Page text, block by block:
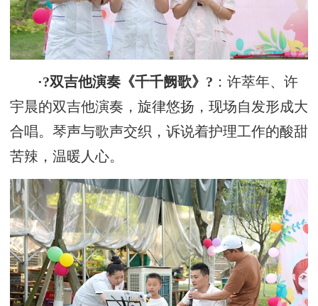
·?双吉他演奏《千千阙歌》? ：许萃年、许
宇晨的双吉他演奏，旋律悠扬，现场自发形成大
合唱。琴声与歌声交织，诉说着护理工作的酸甜
苦辣，温暖人心。